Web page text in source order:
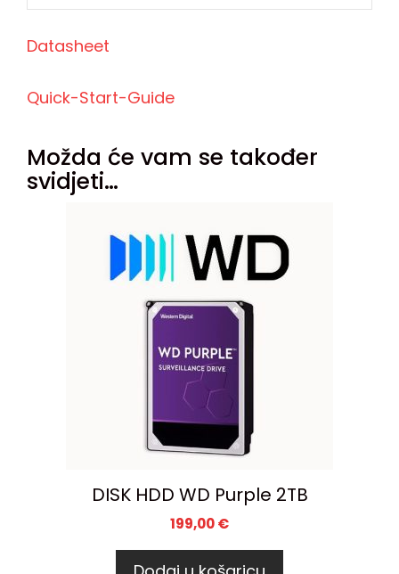
Datasheet
Quick-Start-Guide
Možda će vam se također
svidjeti…
DISK HDD WD Purple 2TB
199,00€